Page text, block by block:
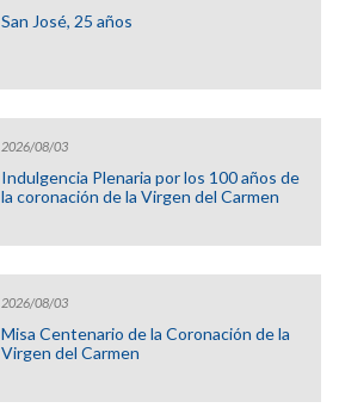
San José, 25 años
2026/08/03
Indulgencia Plenaria por los 100 años de
la coronación de la Virgen del Carmen
2026/08/03
Misa Centenario de la Coronación de la
Virgen del Carmen